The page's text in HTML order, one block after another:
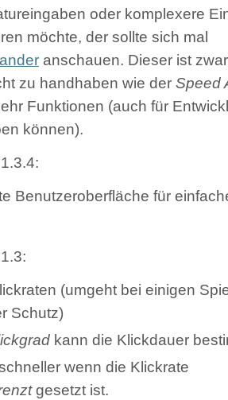
oder komplexere
möchte, der sollte sich mal
anschauen. Dieser ist
zu handhaben wie der Speed
Funktionen (auch für
können).
Benutzeroberfläche für
(umgeht bei einigen
Schutz)
kann die Klickdauer
wenn die Klickrate
gesetzt ist.